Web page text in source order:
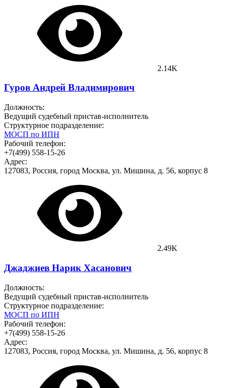
2.14K
Гуров Андрей Владимирович
Должность:
Ведущий судебный пристав-исполнитель
Структурное подразделение:
МОСП по ИПН
Рабочий телефон:
+7(499) 558-15-26
Адрес:
127083, Россия, город Москва, ул. Мишина, д. 56, корпус 8
2.49K
Джаджиев Нарик Хасанович
Должность:
Ведущий судебный пристав-исполнитель
Структурное подразделение:
МОСП по ИПН
Рабочий телефон:
+7(499) 558-15-26
Адрес:
127083, Россия, город Москва, ул. Мишина, д. 56, корпус 8